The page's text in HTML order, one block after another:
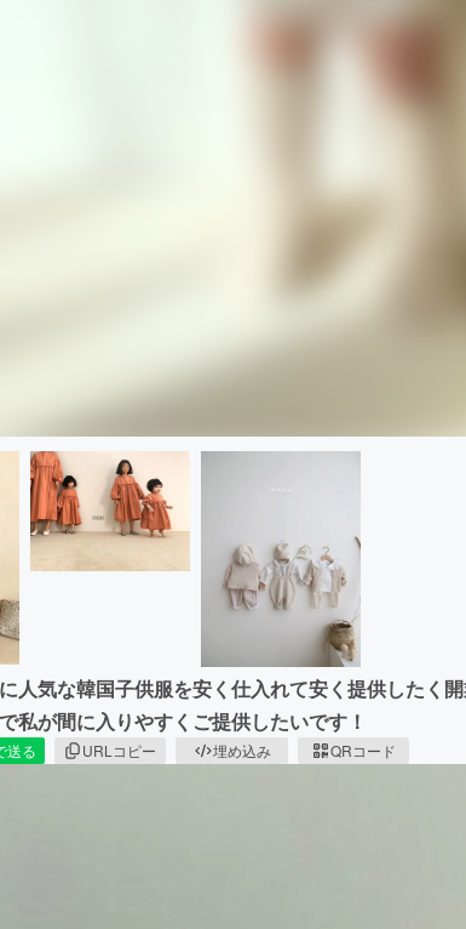
人気な韓国子供服を安く仕入れて安く提供したく
私が間に入りやすくご提供したいです！
送る URLコピー 埋め込み QRコード